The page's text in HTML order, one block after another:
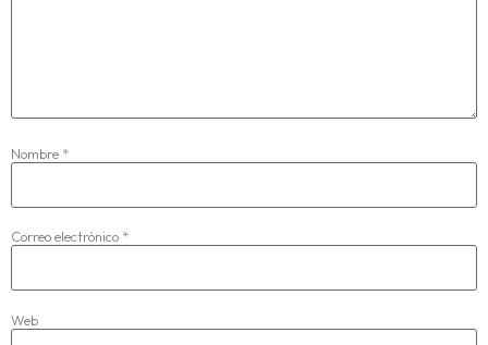
Nombre *
Correo electrónico *
Web